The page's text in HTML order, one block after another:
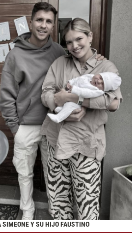
SIMEONE Y SU HIJO FAUSTINO